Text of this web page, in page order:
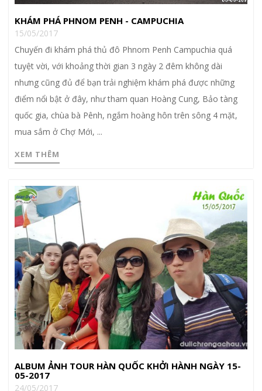
KHÁM PHÁ PHNOM PENH - CAMPUCHIA
15/05/2017
Chuyến đi khám phá thủ đô Phnom Penh Campuchia quá
tuyệt vời, với khoảng thời gian 3 ngày 2 đêm không dài
nhưng cũng đủ để bạn trải nghiệm khám phá được những
điểm nổi bật ở đây, như tham quan Hoàng Cung, Bảo tàng
quốc gia, chùa bà Pênh, ngắm hoàng hôn trên sông 4 mặt,
mua sắm ở Chợ Mới, ...
XEM THÊM
ALBUM ẢNH TOUR HÀN QUỐC KHỞI HÀNH NGÀY 15-
05-2017
24/05/2017